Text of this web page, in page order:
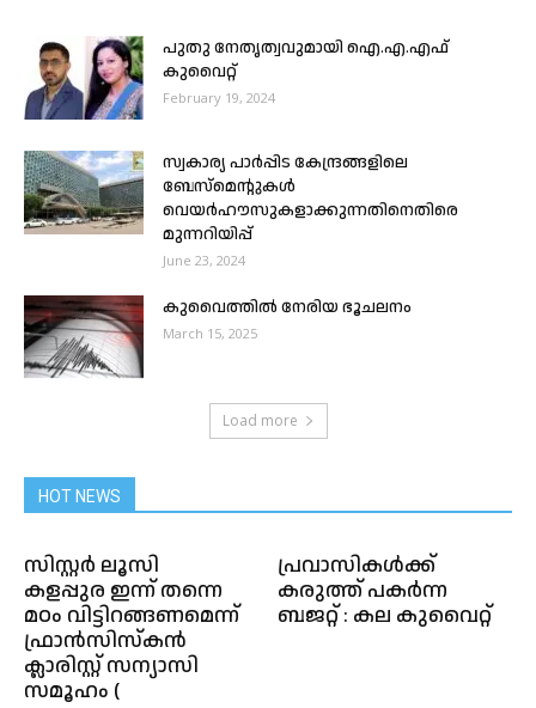
പുതു നേതൃത്വവുമായി ഐ.എ.എഫ്
കുവൈറ്റ്
February 19, 2024
സ്വകാര്യ പാർപ്പിട കേന്ദ്രങ്ങളിലെ
ബേസ്മെന്റുകൾ
വെയർഹൗസുകളാക്കുന്നതിനെതിരെ
മുന്നറിയിപ്പ്
June 23, 2024
കുവൈത്തിൽ നേരിയ ഭൂചലനം
March 15, 2025
Load more
HOT NEWS
സിസ്റ്റര്‍ ലൂസി
കളപ്പുര ഇന്ന് തന്നെ
മഠം വിട്ടിറങ്ങണമെന്ന്
ഫ്രാന്‍സിസ്കന്‍
ക്ലാരിസ്റ്റ് സന്യാസി
സമൂഹം (
പ്രവാസികൾക്ക്
കരുത്ത്‌ പകർന്ന
ബജറ്റ് : കല കുവൈറ്റ്